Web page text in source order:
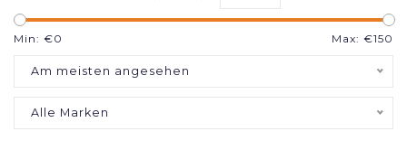
Min: €0 Max: €150
Am meisten angesehen
Alle Marken